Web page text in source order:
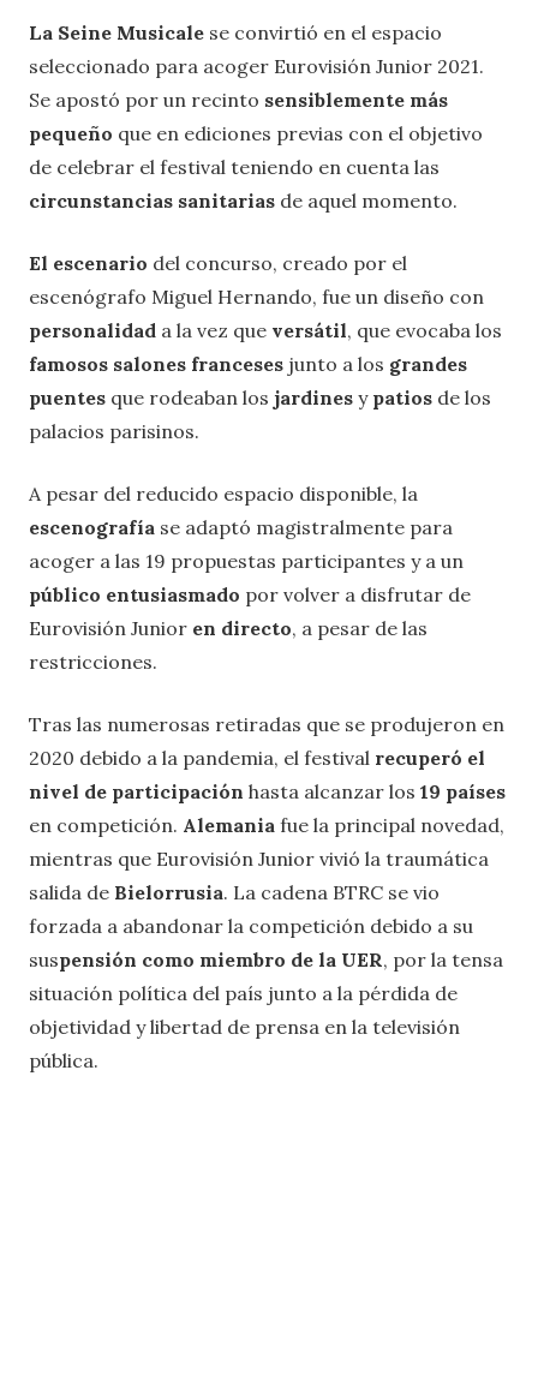
La Seine Musicale se convirtió en el espacio
seleccionado para acoger Eurovisión Junior 2021.
Se apostó por un recinto sensiblemente más
pequeño que en ediciones previas con el objetivo
de celebrar el festival teniendo en cuenta las
circunstancias sanitarias de aquel momento.
El escenario del concurso, creado por el
escenógrafo Miguel Hernando, fue un diseño con
personalidad a la vez que versátil, que evocaba los
famosos salones franceses junto a los grandes
puentes que rodeaban los jardines y patios de los
palacios parisinos.
A pesar del reducido espacio disponible, la
escenografía se adaptó magistralmente para
acoger a las 19 propuestas participantes y a un
público entusiasmado por volver a disfrutar de
Eurovisión Junior en directo, a pesar de las
restricciones.
Tras las numerosas retiradas que se produjeron en
2020 debido a la pandemia, el festival recuperó el
nivel de participación hasta alcanzar los 19 países
en competición. Alemania fue la principal novedad,
mientras que Eurovisión Junior vivió la traumática
salida de Bielorrusia. La cadena BTRC se vio
forzada a abandonar la competición debido a su
suspensión como miembro de la UER, por la tensa
situación política del país junto a la pérdida de
objetividad y libertad de prensa en la televisión
pública.